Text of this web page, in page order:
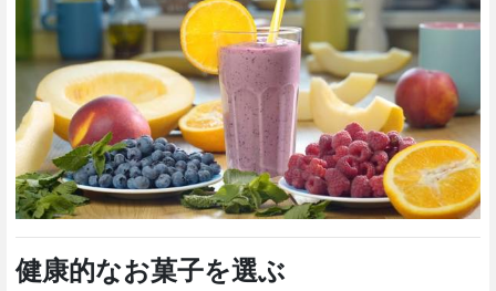
健康的なお菓子を選ぶ